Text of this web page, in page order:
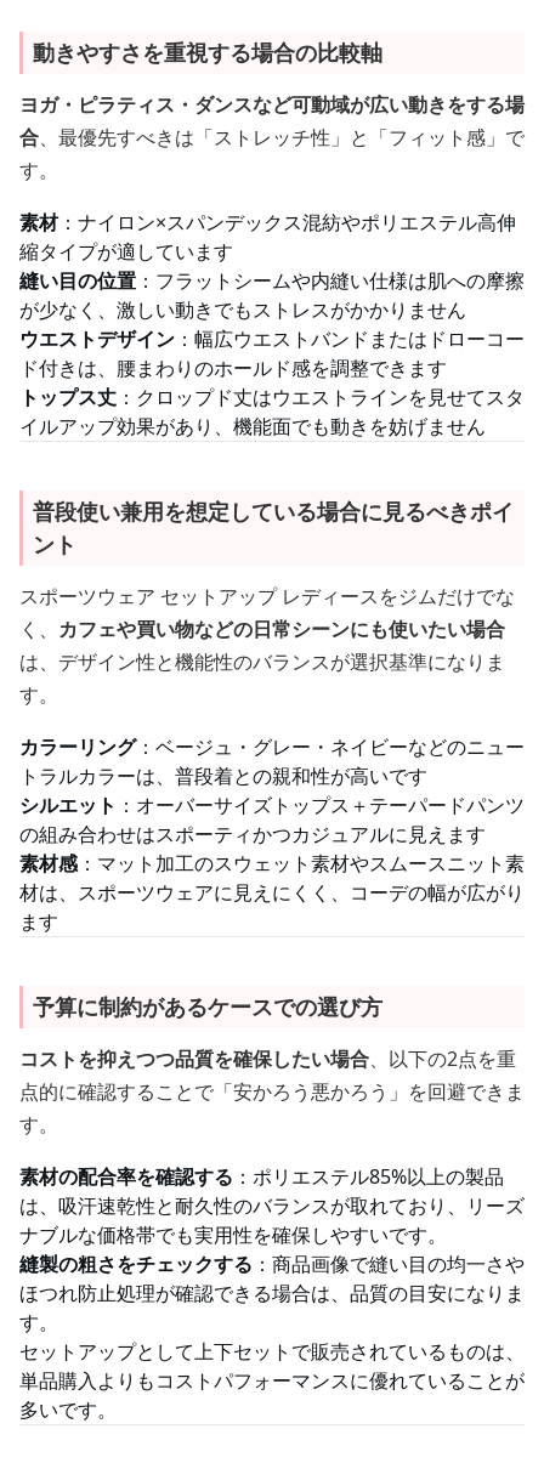
動きやすさを重視する場合の比較軸
ヨガ・ピラティス・ダンスなど可動域が広い動きをする場
合、最優先すべきは「ストレッチ性」と「フィット感」で
す。
素材：ナイロン×スパンデックス混紡やポリエステル高伸
縮タイプが適しています
縫い目の位置 ：フラットシームや内縫い仕様は肌への摩擦
が少なく、激しい動きでもストレスがかかりません
ウエストデザイン ：幅広ウエストバンドまたはドローコー
ド付きは、腰まわりのホールド感を調整できます
トップス丈 ：クロップド丈はウエストラインを見せてスタ
イルアップ効果があり、機能面でも動きを妨げません
普段使い兼用を想定している場合に見るべきポイ
ント
スポーツウェア セットアップ レディースをジムだけでな
く、 カフェや買い物などの日常シーンにも使いたい場合
は、デザイン性と機能性のバランスが選択基準になりま
す。
カラーリング：ベージュ・グレー・ネイビーなどのニュー
トラルカラーは、普段着との親和性が高いです
シルエット ：オーバーサイズトップス＋テーパードパンツ
の組み合わせはスポーティかつカジュアルに見えます
素材感：マット加工のスウェット素材やスムースニット素
材は、スポーツウェアに見えにくく、コーデの幅が広がり
ます
予算に制約があるケースでの選び方
コストを抑えつつ品質を確保したい場合、以下の2点を重
点的に確認することで「安かろう悪かろう」を回避できま
す。
素材の配合率を確認する ：ポリエステル85%以上の製品
は、吸汗速乾性と耐久性のバランスが取れており、リーズ
ナブルな価格帯でも実用性を確保しやすいです。
縫製の粗さをチェックする ：商品画像で縫い目の均一さや
ほつれ防止処理が確認できる場合は、品質の目安になりま
す。
セットアップとして上下セットで販売されているものは、
単品購入よりもコストパフォーマンスに優れていることが
多いです。